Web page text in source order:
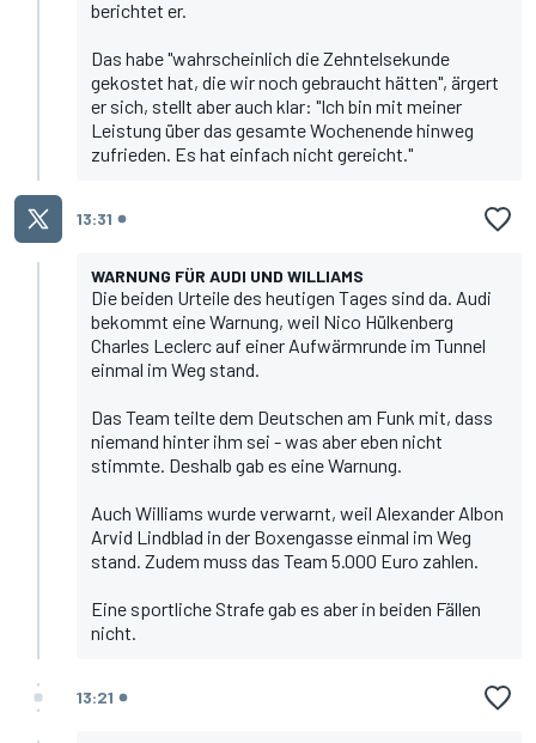
berichtet er.
Das habe "wahrscheinlich die Zehntelsekunde
gekostet hat, die wir noch gebraucht hätten", ärgert
er sich, stellt aber auch klar: "Ich bin mit meiner
Leistung über das gesamte Wochenende hinweg
zufrieden. Es hat einfach nicht gereicht."
13:31
WARNUNG FÜR AUDI UND WILLIAMS
Die beiden Urteile des heutigen Tages sind da. Audi
bekommt eine Warnung, weil Nico Hülkenberg
Charles Leclercauf einer Aufwärmrunde im Tunnel
einmal im Weg stand.
Das Team teilte dem Deutschen am Funk mit, dass
niemand hinter ihm sei - was aber eben nicht
stimmte. Deshalb gab es eine Warnung.
Auch Williams wurde verwarnt, weil Alexander Albon
Arvid Lindblad in der Boxengasse einmal im Weg
stand. Zudem muss das Team 5.000 Euro zahlen.
Eine sportliche Strafe gab es aber in beiden Fällen
nicht.
13:21